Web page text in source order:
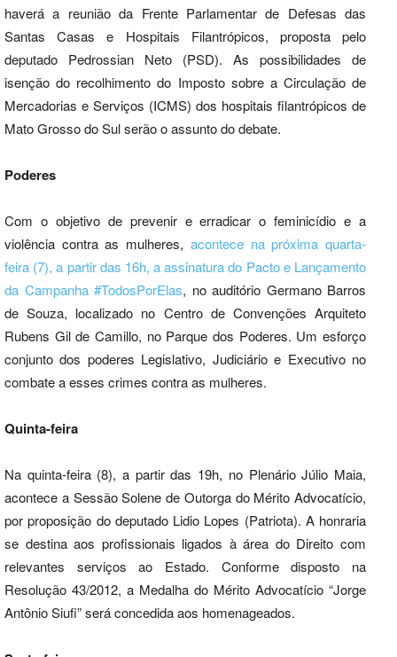
haverá a reunião da Frente Parlamentar de Defesas das
Santas Casas e Hospitais Filantrópicos, proposta pelo
deputado Pedrossian Neto (PSD). As possibilidades de
isenção do recolhimento do Imposto sobre a Circulação de
Mercadorias e Serviços (ICMS) dos hospitais filantrópicos de
Mato Grosso do Sul serão o assunto do debate.
Poderes
Com o objetivo de prevenir e erradicar o feminicídio e a
violência contra as mulheres, acontece na próxima quarta-
feira (7), a partir das 16h, a assinatura do Pacto e Lançamento
da Campanha #TodosPorElas, no auditório Germano Barros
de Souza, localizado no Centro de Convenções Arquiteto
Rubens Gil de Camillo, no Parque dos Poderes. Um esforço
conjunto dos poderes Legislativo, Judiciário e Executivo no
combate a esses crimes contra as mulheres.
Quinta-feira
Na quinta-feira (8), a partir das 19h, no Plenário Júlio Maia,
acontece a Sessão Solene de Outorga do Mérito Advocatício,
por proposição do deputado Lidio Lopes (Patriota). A honraria
se destina aos profissionais ligados à área do Direito com
relevantes serviços ao Estado. Conforme disposto na
Resolução 43/2012, a Medalha do Mérito Advocatício “Jorge
Antônio Siufi” será concedida aos homenageados.